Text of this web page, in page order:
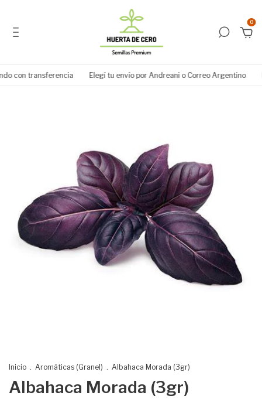
0
con transferencia Elegí tu envío por Andreani o Correo Argentino
Inicio . Aromáticas (Granel) . Albahaca Morada (3gr)
Albahaca Morada (3gr)